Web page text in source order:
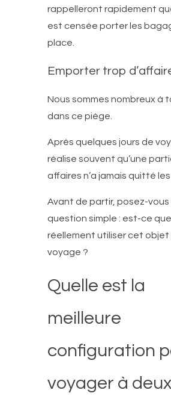
rappelleront rapidement
est censée porter les
place.
Emporter trop
Nous sommes nombreux à
dans ce piège.
Après quelques jours de
réalise souvent qu’une
affaires n’a jamais quitté les
Avant de partir, posez-vous
question simple : est-ce
réellement utiliser cet
voyage ?
Quelle est la
meilleure
configuration
voyager à